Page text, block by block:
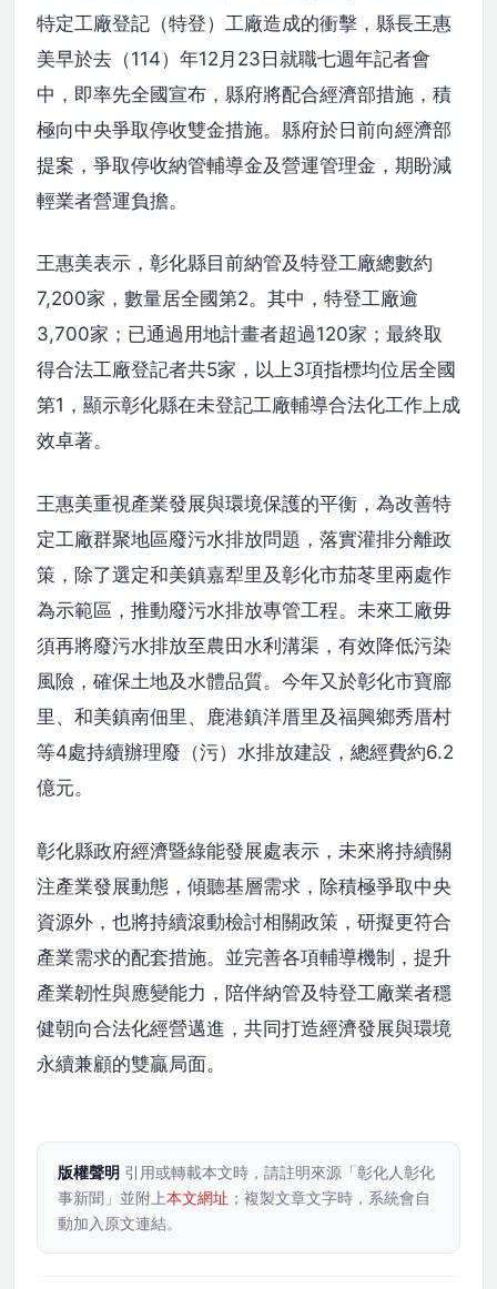
特定工廠登記（特登）工廠造成的衝擊，縣長王惠
美早於去（114）年12月23日就職七週年記者會
中，即率先全國宣布，縣府將配合經濟部措施，積
極向中央爭取停收雙金措施。縣府於日前向經濟部
提案，爭取停收納管輔導金及營運管理金，期盼減
輕業者營運負擔。
王惠美表示，彰化縣目前納管及特登工廠總數約
7,200家，數量居全國第2。其中，特登工廠逾
3,700家；已通過用地計畫者超過120家；最終取
得合法工廠登記者共5家，以上3項指標均位居全國
第1，顯示彰化縣在未登記工廠輔導合法化工作上成
效卓著。
王惠美重視產業發展與環境保護的平衡，為改善特
定工廠群聚地區廢污水排放問題，落實灌排分離政
策，除了選定和美鎮嘉犁里及彰化市茄苳里兩處作
為示範區，推動廢污水排放專管工程。未來工廠毋
須再將廢污水排放至農田水利溝渠，有效降低污染
風險，確保土地及水體品質。今年又於彰化市寶廍
里、和美鎮南佃里、鹿港鎮洋厝里及福興鄉秀厝村
等4處持續辦理廢（污）水排放建設，總經費約6.2
億元。
彰化縣政府經濟暨綠能發展處表示，未來將持續關
注產業發展動態，傾聽基層需求，除積極爭取中央
資源外，也將持續滾動檢討相關政策，研擬更符合
產業需求的配套措施。並完善各項輔導機制，提升
產業韌性與應變能力，陪伴納管及特登工廠業者穩
健朝向合法化經營邁進，共同打造經濟發展與環境
永續兼顧的雙贏局面。
版權聲明 引用或轉載本文時，請註明來源「彰化人彰化
事新聞」並附上本文網址 ；複製文章文字時，系統會自
動加入原文連結。